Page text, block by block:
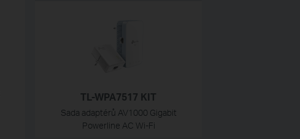
TL-WPA7517 KIT
Sada adaptérů AV1000 Gigabit
Powerline AC Wi-Fi